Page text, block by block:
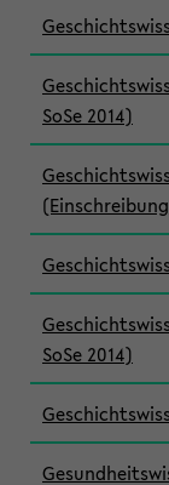
SoSe 2014)
SoSe 2014)